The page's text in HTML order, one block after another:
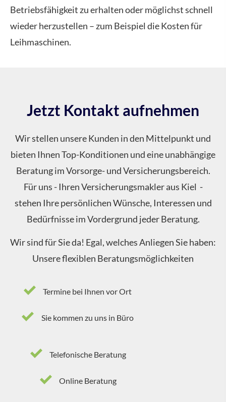
Betriebsfähigkeit zu erhalten oder möglichst schnell
wieder herzustellen – zum Beispiel die Kosten für
Leihmaschinen.
Jetzt Kontakt aufnehmen
Wir stellen unsere Kunden in den Mittelpunkt und
bieten Ihnen Top-Konditionen und eine unabhängige
Beratung im Vorsorge- und Versicherungsbereich.
Für uns - Ihren Ver­sicherungs­makler aus Kiel -
stehen Ihre persönlichen Wünsche, Interessen und
Bedürfnisse im Vordergrund jeder Beratung.
Wir sind für Sie da! Egal, welches Anliegen Sie haben:
Unsere flexiblen Beratungsmöglichkeiten
Termine bei Ihnen vor Ort
Sie kommen zu uns in Büro
Telefonische Beratung
Online Beratung